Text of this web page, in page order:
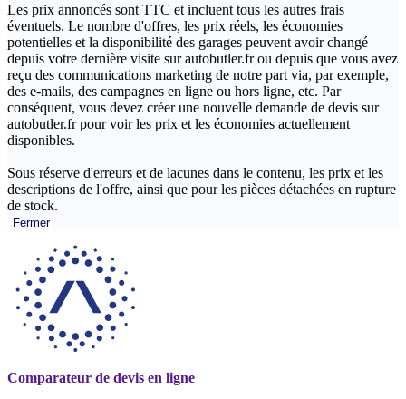
Les prix annoncés sont TTC et incluent tous les autres frais
éventuels. Le nombre d'offres, les prix réels, les économies
potentielles et la disponibilité des garages peuvent avoir changé
depuis votre dernière visite sur autobutler.fr ou depuis que vous avez
reçu des communications marketing de notre part via, par exemple,
des e-mails, des campagnes en ligne ou hors ligne, etc. Par
conséquent, vous devez créer une nouvelle demande de devis sur
autobutler.fr pour voir les prix et les économies actuellement
disponibles.
Sous réserve d'erreurs et de lacunes dans le contenu, les prix et les
descriptions de l'offre, ainsi que pour les pièces détachées en rupture
de stock.
Fermer
Comparateur de devis en ligne